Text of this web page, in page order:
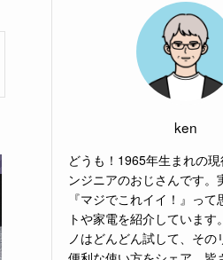
ken
どうも！1965年生まれの
ンジニアのおじさんです。
『マジでこれイイ！』っ
トや家電を紹介しています
ノはどんどん試して、その